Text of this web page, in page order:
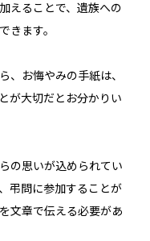
えることで、遺族への
きます。
、お悔やみの手紙は、
が大切だとお分かりい
の思いが込められてい
弔問に参加することが
文章で伝える必要があ